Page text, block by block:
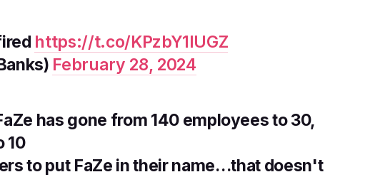
https://t.co/KPzbY1lUGZ
February 28, 2024
has gone from 140 employees to 30,
10
to put FaZe in their name…that doesn't